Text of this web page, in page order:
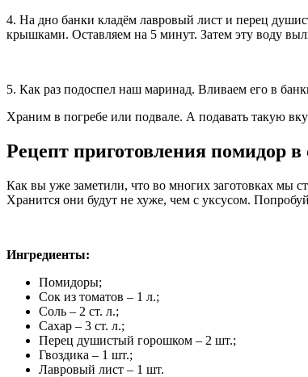
4. На дно банки кладём лавровый лист и перец
крышками. Оставляем на 5 минут. Затем эту воду
5. Как раз подоспел наш маринад. Вливаем его в
Храним в погребе или подвале. А подавать такую
Рецепт приготовления помидор в
Как вы уже заметили, что во многих заготовках мы
Хранится они будут не хуже, чем с уксусом.
Ингредиенты:
Помидоры;
Сок из томатов – 1 л.;
Соль – 2 ст. л.;
Сахар – 3 ст. л.;
Перец душистый горошком – 2 шт.;
Гвоздика – 1 шт.;
Лавровый лист – 1 шт.